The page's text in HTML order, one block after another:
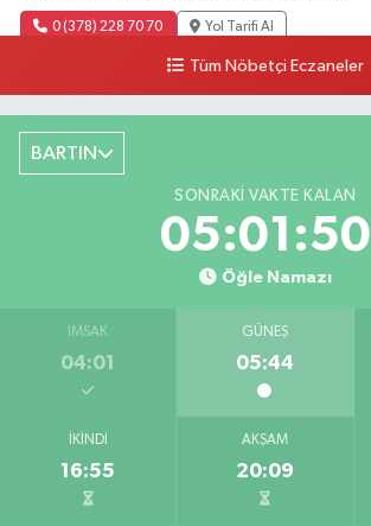
0 (378) 228 70 70 Yol Tarifi Al
Tüm Nöbetçi Eczaneler
BARTIN
SONRAKI VAKTE KALAN
05:01:49
Öğle Namazı
İMSAK
04:01
GÜNEŞ
05:44
İKINDI
16:55
AKŞAM
20:09